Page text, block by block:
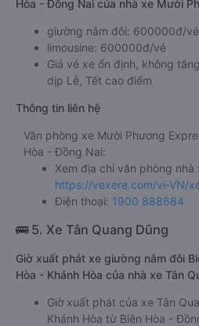
Hòa - Đồng Nai của nhà xe Mười
giường nằm đôi: 600000đ/vé
limousine: 600000đ/vé
Giá vé xe ổn định, không
dịp Lễ, Tết cao điểm
Thông tin liên hệ
Văn phòng xe Mười Phương
Hòa - Đồng Nai:
Xem địa chỉ văn phòng
https://vexere.com/vi-VN/
Điện thoại: 1900 888684
🚌 5. Xe Tân Quang Dũng
Giờ xuất phát xe giường nằm đôi
Hòa - Khánh Hòa của nhà xe Tân
Giờ xuất phát của xe Tân
Khánh Hòa từ Biên Hòa -